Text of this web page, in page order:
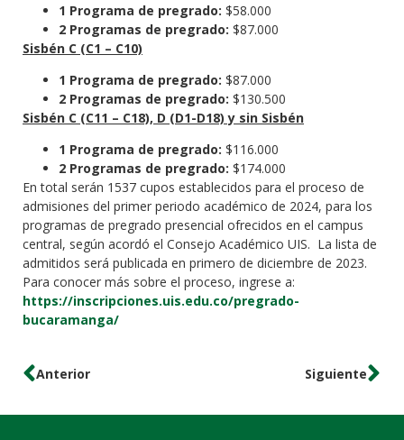
1 Programa de pregrado: $58.000
2 Programas de pregrado: $87.000
Sisbén C (C1 – C10)
1 Programa de pregrado: $87.000
2 Programas de pregrado: $130.500
Sisbén C (C11 – C18), D (D1-D18) y sin Sisbén
1 Programa de pregrado: $116.000
2 Programas de pregrado: $174.000
En total serán 1537 cupos establecidos para el proceso de
admisiones del primer periodo académico de 2024, para los
programas de pregrado presencial ofrecidos en el campus
central, según acordó el Consejo Académico UIS. La lista de
admitidos será publicada en primero de diciembre de 2023.
Para conocer más sobre el proceso, ingrese a:
https://inscripciones.uis.edu.co/pregrado-
bucaramanga/
Anterior Siguiente